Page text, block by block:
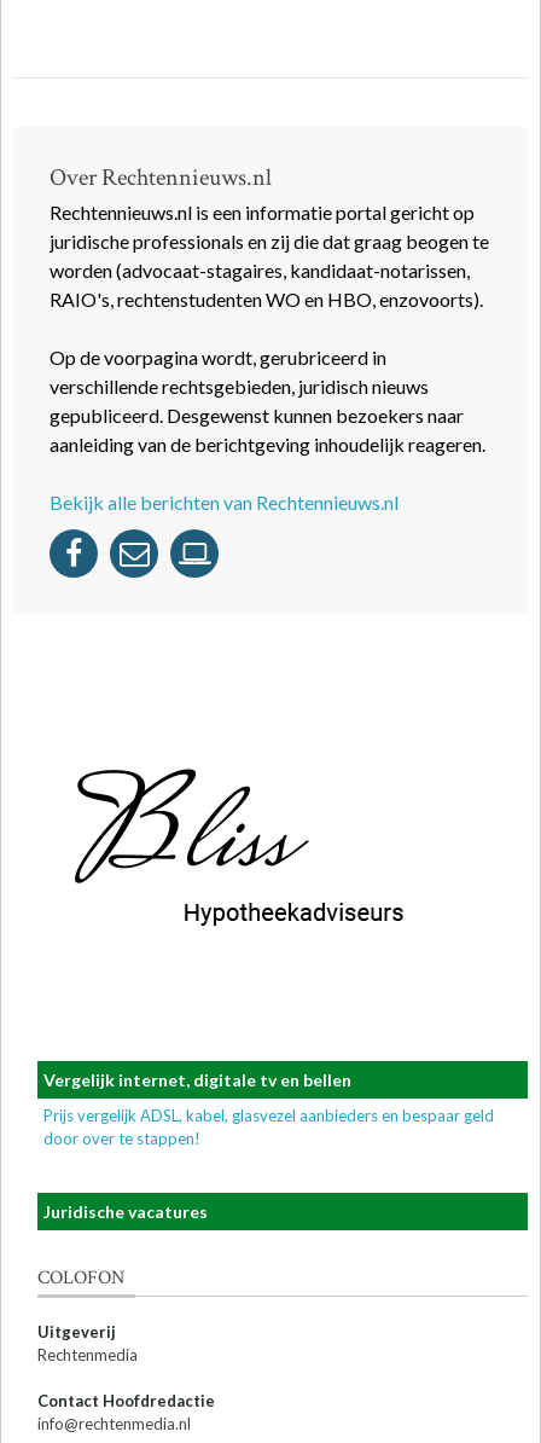
Over Rechtennieuws.nl
Rechtennieuws.nl is een informatie portal gericht op
juridische professionals en zij die dat graag beogen te
worden (advocaat-stagaires, kandidaat-notarissen,
RAIO's, rechtenstudenten WO en HBO, enzovoorts).
Op de voorpagina wordt, gerubriceerd in
verschillende rechtsgebieden, juridisch nieuws
gepubliceerd. Desgewenst kunnen bezoekers naar
aanleiding van de berichtgeving inhoudelijk reageren.
Bekijk alle berichten van Rechtennieuws.nl
Vergelijk internet, digitale tv en bellen
Prijs vergelijk ADSL, kabel, glasvezel aanbieders en bespaar geld
door over te stappen!
Juridische vacatures
COLOFON
Uitgeverij
Rechtenmedia
Contact Hoofdredactie
info@rechtenmedia.nl